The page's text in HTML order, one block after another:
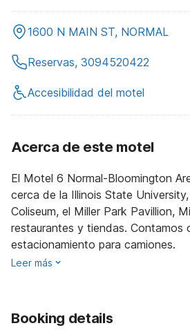
1600 N MAIN ST, NORMAL
Reservas, 3094520422
Accesibilidad del motel
Acerca de este motel
El Motel 6 Normal-Bloomington
cerca de la Illinois State University,
Coliseum, el Miller Park Pavillion,
restaurantes y tiendas. Contamos
estacionamiento para camiones.
Leer más
Booking details